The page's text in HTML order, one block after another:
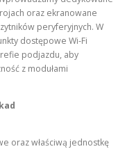
oraz ekranowane
peryferyjnych. W
dostępowe Wi-Fi
podjazdu, aby
z modułami
oraz właściwą jednostkę